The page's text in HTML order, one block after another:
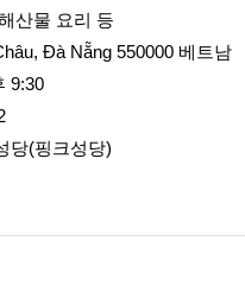
산물 요리 등
Đà Nẵng 550000 베트남
9:30
당(핑크성당)